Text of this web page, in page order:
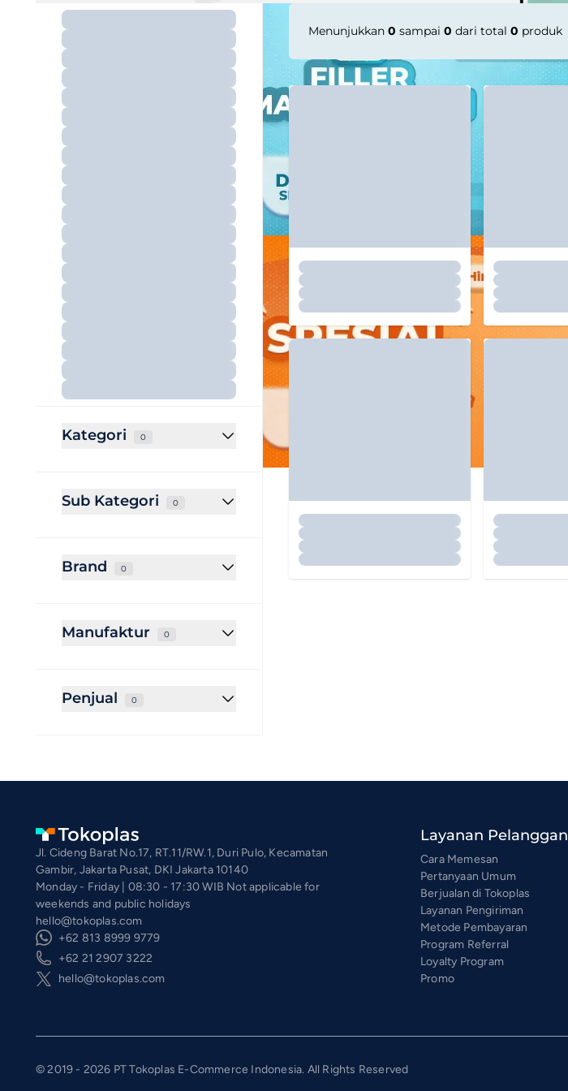
Kategori 0
Sub Kategori 0
Brand 0
Manufaktur 0
Penjual 0
Menunjukkan 0 sampai 0 dari total 0 produk
Jl. Cideng Barat No.17, RT.11/RW.1, Duri Pulo, Kecamatan
Gambir, Jakarta Pusat, DKI Jakarta 10140
Monday - Friday | 08:30 - 17:30 WIB Not applicable for
weekends and public holidays
hello@tokoplas.com
+62 813 8999 9779
+62 21 2907 3222
hello@tokoplas.com
Layanan Pelanggan
Cara Memesan
Pertanyaan Umum
Berjualan di Tokoplas
Layanan Pengiriman
Metode Pembayaran
Program Referral
Loyalty Program
Promo
© 2019 - 2026 PT Tokoplas E-Commerce Indonesia. All Rights Reserved